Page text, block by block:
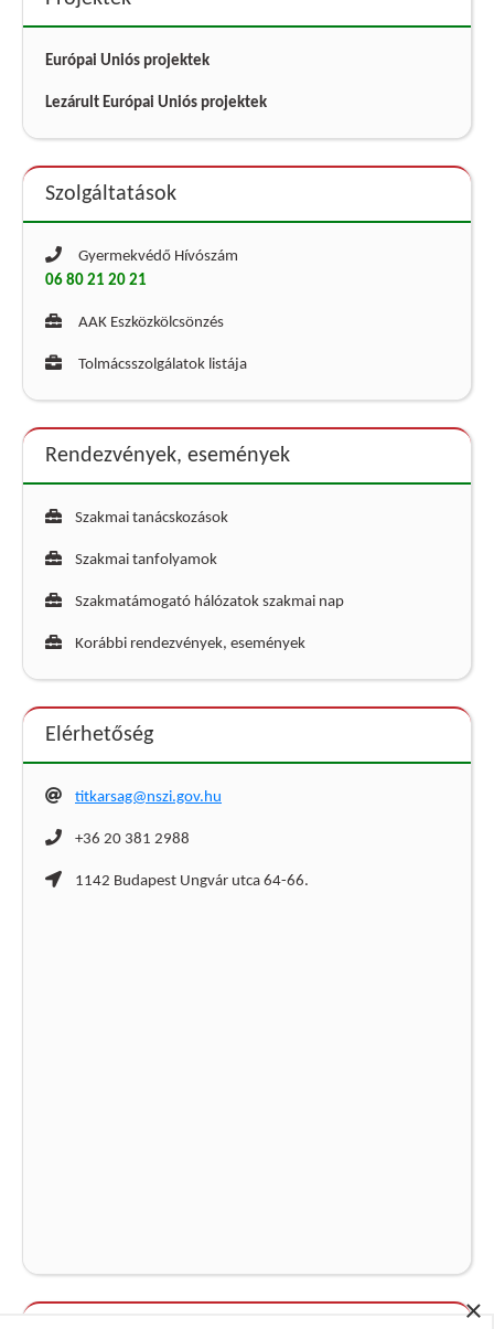
×
Európai Uniós projektek
Lezárult Európai Uniós projektek
Szolgáltatások
Gyermekvédő Hívószám
06 80 21 20 21
AAK Eszközkölcsönzés
Tolmácsszolgálatok listája
Rendezvények, események
Szakmai tanácskozások
Szakmai tanfolyamok
Szakmatámogató hálózatok szakmai nap
Korábbi rendezvények, események
Elérhetőség
titkarsag@nszi.gov.hu
+36 20 381 2988
1142 Budapest Ungvár utca 64-66.